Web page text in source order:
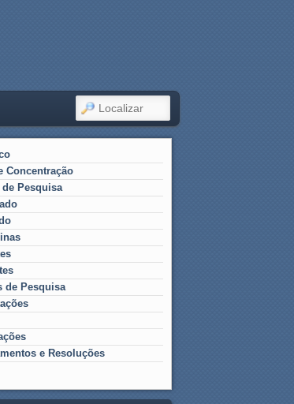
LOCALIZAR
Concentração
de Pesquisa
de Pesquisa
e Resoluções